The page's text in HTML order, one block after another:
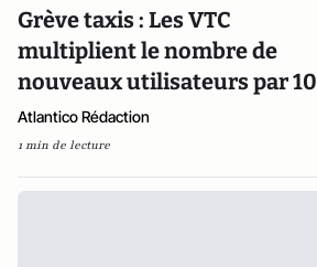
Grève taxis : Les VTC
multiplient le nombre de
nouveaux utilisateurs par 10
Atlantico Rédaction
1 min de lecture